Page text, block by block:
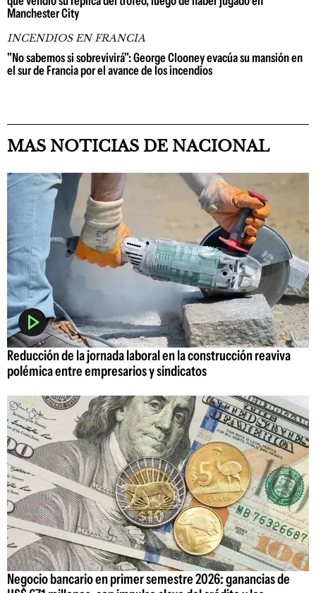
Manchester City
INCENDIOS EN FRANCIA
"No sabemos si sobrevivirá": George Clooney evacúa su mansión en
el sur de Francia por el avance de los incendios
MAS NOTICIAS DE NACIONAL
Reducción de la jornada laboral en la construcción reaviva
polémica entre empresarios y sindicatos
Negocio bancario en primer semestre 2026: ganancias de